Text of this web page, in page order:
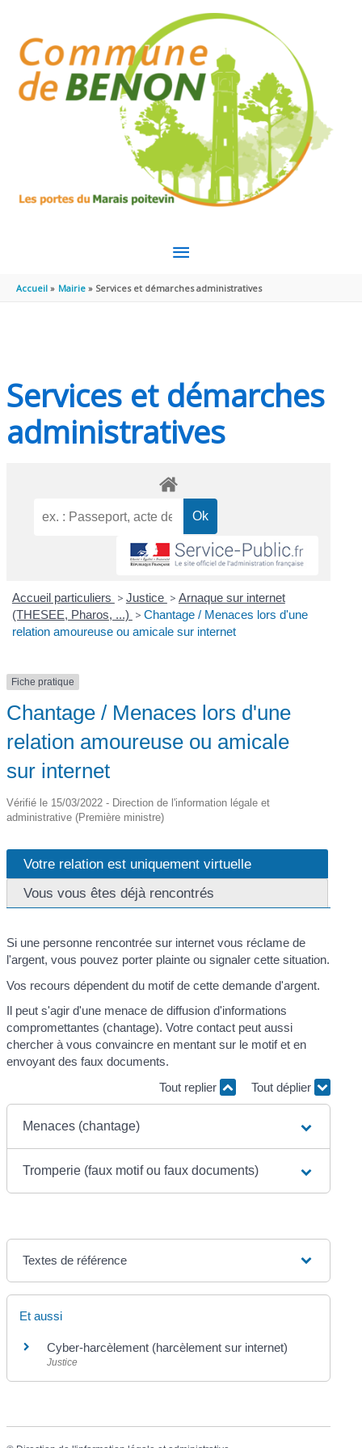
MENU
PRINCIPAL
Accueil Mairie Services et démarches administratives
Services et démarches
administratives
Accueil particuliers > Justice > Arnaque sur internet
(THESEE, Pharos, ...) > Chantage / Menaces lors d'une
relation amoureuse ou amicale sur internet
Fiche pratique
Chantage / Menaces lors d'une
relation amoureuse ou amicale
sur internet
Vérifié le 15/03/2022 - Direction de l'information légale et
administrative (Première ministre)
Votre relation est uniquement virtuelle
Vous vous êtes déjà rencontrés
Si une personne rencontrée sur internet vous réclame de
l'argent, vous pouvez porter plainte ou signaler cette situation.
Vos recours dépendent du motif de cette demande d'argent.
Il peut s'agir d'une menace de diffusion d'informations
compromettantes (chantage). Votre contact peut aussi
chercher à vous convaincre en mentant sur le motif et en
envoyant des faux documents.
Tout replier
Tout déplier
Menaces (chantage)
Tromperie (faux motif ou faux documents)
Textes de référence
Et aussi
Cyber-harcèlement (harcèlement sur internet)
Justice